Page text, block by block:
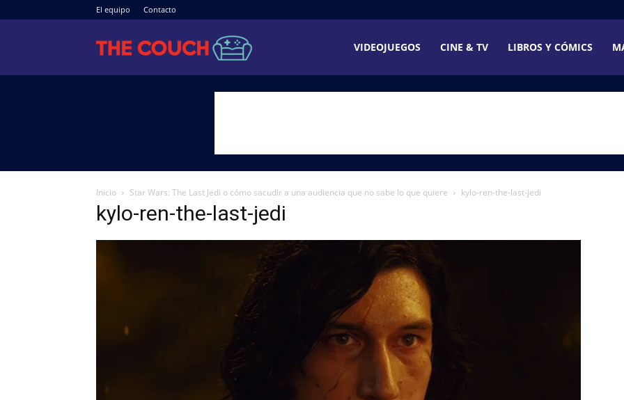
El equipo Contacto
The VIDEOJUEGOS CINE & TV LIBROS Y CÓMICS
Inicio Star Wars: The Last Jedi o cómo sacudir a una audiencia que no sabe lo que quiere kylo-ren-the-last-jedi
kylo-ren-the-last-jedi